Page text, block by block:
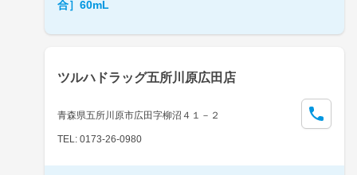
合］60mL
ツルハドラッグ五所川原広田店
青森県五所川原市広田字柳沼４１－２
TEL: 0173-26-0980